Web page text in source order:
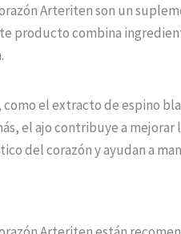
Arteriten son un
producto combina
el extracto de espino
el ajo contribuye a mejorar
del corazón y ayudan a